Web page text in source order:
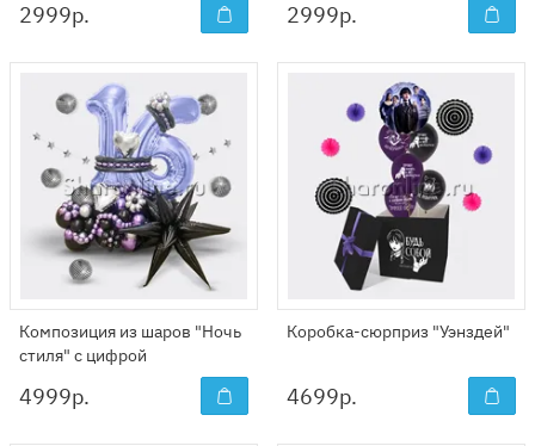
2999р. 2999р.
Композиция из шаров "Ночь
стиля" с цифрой
4999р.
Коробка-сюрприз "Уэнздей"
4699р.